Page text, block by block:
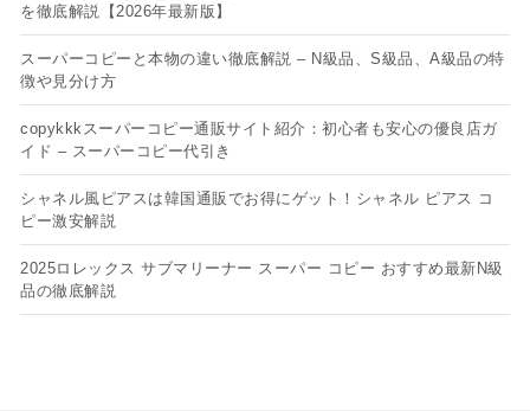
を徹底解説【2026年最新版】
スーパーコピーと本物の違い徹底解説 – N級品、S級品、A級品の特
徴や見分け方
copykkkスーパーコピー通販サイト紹介：初心者も安心の優良店ガ
イド – スーパーコピー代引き
シャネル風ピアスは韓国通販でお得にゲット！シャネル ピアス コ
ピー​激安解説
2025ロレックス サブマリーナー スーパー コピー おすすめ最新N級
品の徹底解説